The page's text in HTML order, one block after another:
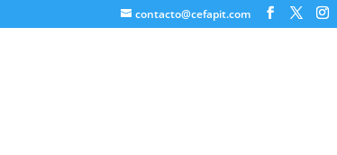
contacto@cefapit.com